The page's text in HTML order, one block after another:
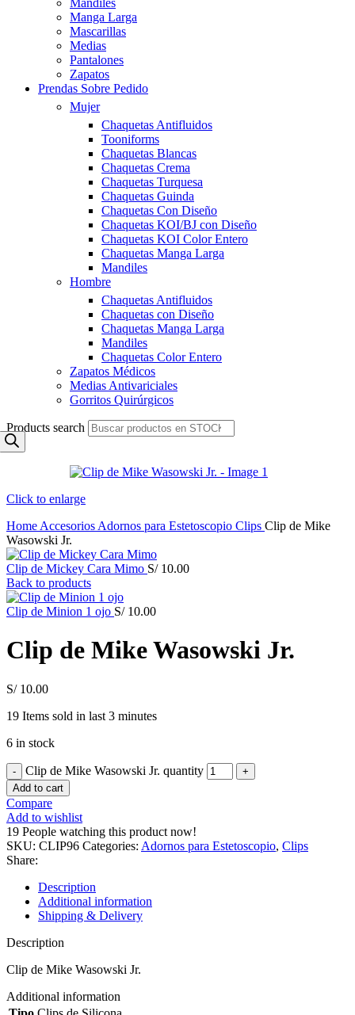
Mandiles
Manga Larga
Mascarillas
Medias
Pantalones
Zapatos
Prendas Sobre Pedido
Mujer
Chaquetas Antifluidos
Tooniforms
Chaquetas Blancas
Chaquetas Crema
Chaquetas Turquesa
Chaquetas Guinda
Chaquetas Con Diseño
Chaquetas KOI/BJ con Diseño
Chaquetas KOI Color Entero
Chaquetas Manga Larga
Mandiles
Hombre
Chaquetas Antifluidos
Chaquetas con Diseño
Chaquetas Manga Larga
Mandiles
Chaquetas Color Entero
Zapatos Médicos
Medias Antivariciales
Gorritos Quirúrgicos
Products search
Click to enlarge
Home Accesorios Adornos para Estetoscopio Clips Clip de Mike
Wasowski Jr.
Clip de Mickey Cara Mimo S/10.00
Back to products
Clip de Minion 1 ojo S/10.00
Clip de Mike Wasowski Jr.
S/10.00
19 Items sold in last 3 minutes
6 in stock
Clip de Mike Wasowski Jr. quantity
Add to cart
Compare
Add to wishlist
19 People watching this product now!
SKU: CLIP96 Categories: Adornos para Estetoscopio, Clips
Share:
Description
Additional information
Shipping & Delivery
Description
Clip de Mike Wasowski Jr.
Additional information